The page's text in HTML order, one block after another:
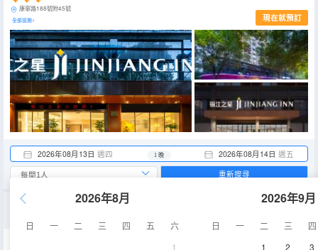
康寧路188號附45號
全部設施> 現在就預訂
2026年08月13日 週四 2026年08月14日 週五
1 晚
2026年8月
日 一 二 三 四 五
六
1
2026年9月
日 一 二 三
四
1
2 3
重新搜尋